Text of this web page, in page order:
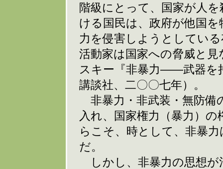
階級にとって、国家が人
ける国民は、政府が他国
力を侵害しようとしてい
活動家は国家への脅威と
スキー『非暴力――武器を
講談社、二〇〇七年）。
非暴力・非武装・無防備
入れ、国家権力（暴力）
らこそ、時として、非暴
だ。
しかし、非暴力の思想が